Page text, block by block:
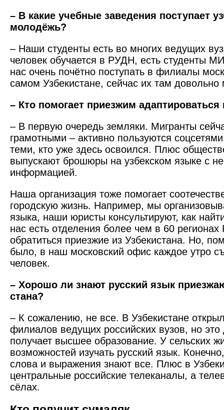
– В какие учебные заведения поступает
молодёжь?
– Наши студенты есть во многих ведущих
человек обучается в РУДН, есть студенты
нас очень почётно поступать в филиалы
самом Узбекистане, сейчас их там довольно
– Кто помогает приезжим
– В первую очередь земляки. Мигранты
грамотными – активно пользуются
теми, кто уже здесь освоился. Плюс
выпускают брошюры на узбекском языке с
информацией.
Наша организация тоже помогает
городскую жизнь. Например, мы
языка, наши юристы консультируют, как
нас есть отделения более чем в 60 регионах
обратиться приезжие из Узбекистана. Но,
было, в наш московский офис каждое утро
человек.
– Хорошо ли знают русский язык
стана?
– К сожалению, не все. В Узбекистане
филиалов ведущих российских вузов, но это
получает высшее образование. У сельских
возможностей изучать русский язык.
слова и выражения знают все. Плюс в
центральные российские телеканалы, а
сёлах.